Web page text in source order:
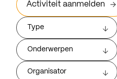
Activiteit aanmelden
Type
Onderwerpen
Organisator